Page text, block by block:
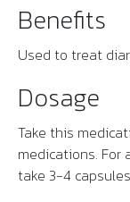
Benefits
Used to treat
Dosage
Take this
medications. For
take 3-4